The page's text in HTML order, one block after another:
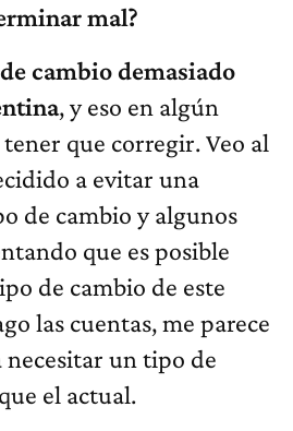
mal?
cambio demasiado
, y eso en algún
que corregir. Veo al
a evitar una
de cambio y algunos
que es posible
de cambio de este
las cuentas, me parece
un tipo de
el actual.